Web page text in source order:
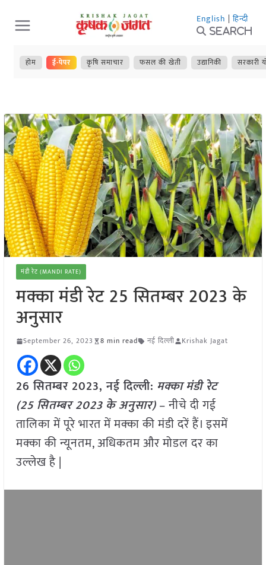
Skip
to
content
English | हिन्दी
Search
होम ई-पेपर कृषि समाचार फसल की खेती उद्यानिकी सरकारी
मंडी रेट (MANDI RATE)
मक्का मंडी रेट 25 सितम्बर 2023 के
अनुसार
September 26, 2023 8 min read नई दिल्ली Krishak Jagat
26 सितम्बर 2023, नई दिल्ली: मक्का मंडी रेट
(25 सितम्बर2023 के अनुसार)– नीचे दी गई
तालिका में पूरे भारत में मक्का की मंडी दरें हैं। इसमें
मक्का की न्यूनतम, अधिकतम और मोडल दर का
उल्लेख है |